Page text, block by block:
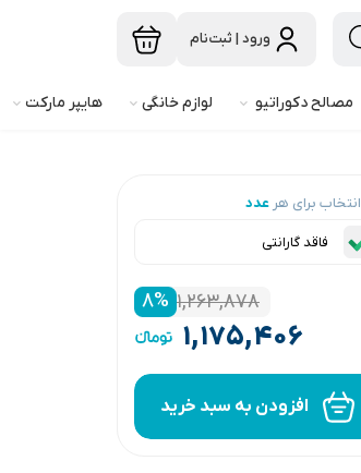
ورود | ثبت‌نام
مصالح دکوراتیو لوازم خانگی هایپر مارکت
انتخاب برای هر عدد
فاقد گارانتی
۸% ۱,۲۶۳,۸۷۸
۱,۱۷۵,۴۰۶
افزودن به سبد خرید